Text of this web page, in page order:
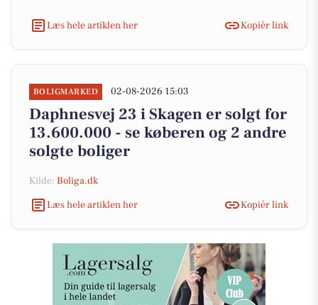
Læs hele artiklen her Kopiér link
BOLIGMARKED 02-08-2026 15:03
Daphnesvej 23 i Skagen er solgt for
13.600.000 - se køberen og 2 andre
solgte boliger
Kilde: Boliga.dk
Læs hele artiklen her
Kopiér link